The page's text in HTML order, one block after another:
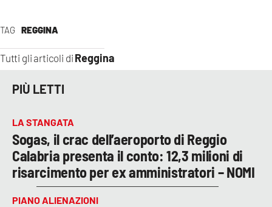
TAG REGGINA
Tutti gli articoli di Reggina
PIÙ LETTI
LA STANGATA
Sogas, il crac dell’aeroporto di Reggio
Calabria presenta il conto: 12,3 milioni di
risarcimento per ex amministratori – NOMI
PIANO ALIENAZIONI